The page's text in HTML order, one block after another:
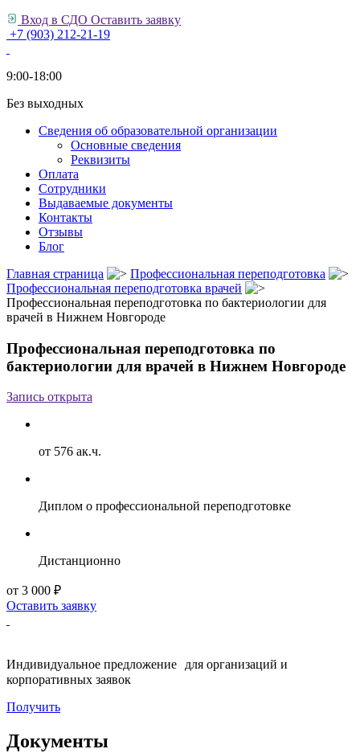
Вход в СДО Оставить заявку
+7 (903) 212-21-19
9:00-18:00
Без выходных
Сведения об образовательной организации
Основные сведения
Реквизиты
Оплата
Сотрудники
Выдаваемые документы
Контакты
Отзывы
Блог
Главная страница
Профессиональная переподготовка
Профессиональная переподготовка врачей
Профессиональная переподготовка по бактериологии для
врачей в Нижнем Новгороде
Профессиональная переподготовка по
бактериологии для врачей в Нижнем Новгороде
Запись открыта
от 576 ак.ч.
Диплом о профессиональной переподготовке
Дистанционно
от 3 000 ₽
Оставить заявку
Индивидуальное предложение для организаций и
корпоративных заявок
Получить
Документы